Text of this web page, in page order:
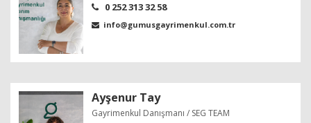
0 252 313 32 58
info@gumusgayrimenkul.com.tr
Ayşenur Tay
Gayrimenkul Danışmanı / SEG TEAM